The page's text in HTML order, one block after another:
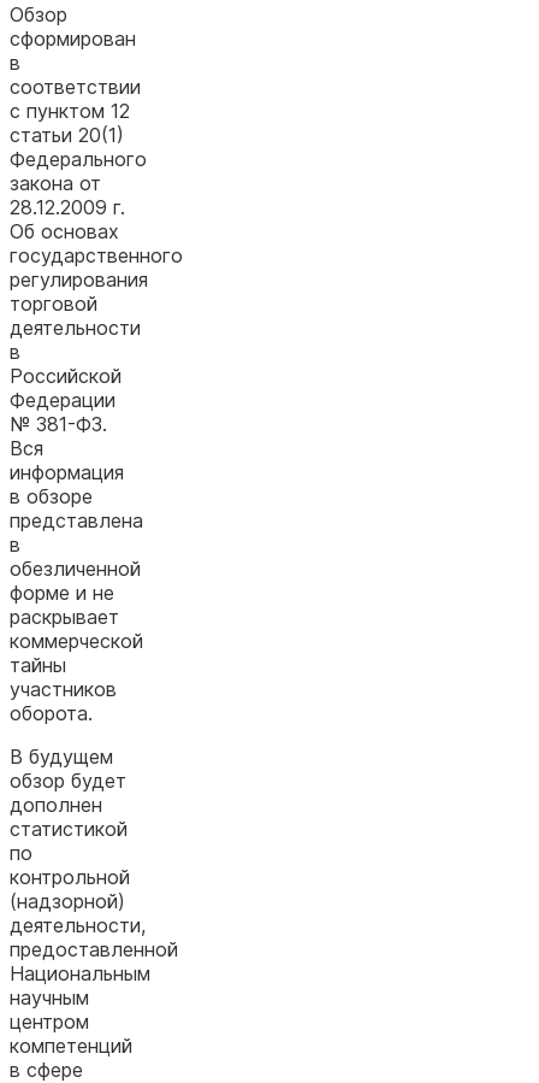
Обзор
сформирован
в
соответствии
с пунктом 12
статьи 20(1)
Федерального
закона от
28.12.2009 г.
Об основах
государственного
регулирования
торговой
деятельности
в
Российской
Федерации
№ 381-ФЗ.
Вся
информация
в обзоре
представлена
в
обезличенной
форме и не
раскрывает
коммерческой
тайны
участников
оборота.
В будущем
обзор будет
дополнен
статистикой
по
контрольной
(надзорной)
деятельности,
предоставленной
Национальным
научным
центром
компетенций
в сфере